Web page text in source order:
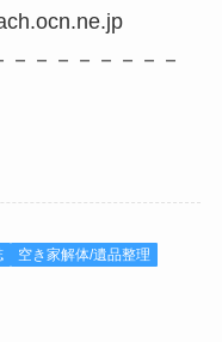
－－－－－－－－
空き家解体/遺品整理